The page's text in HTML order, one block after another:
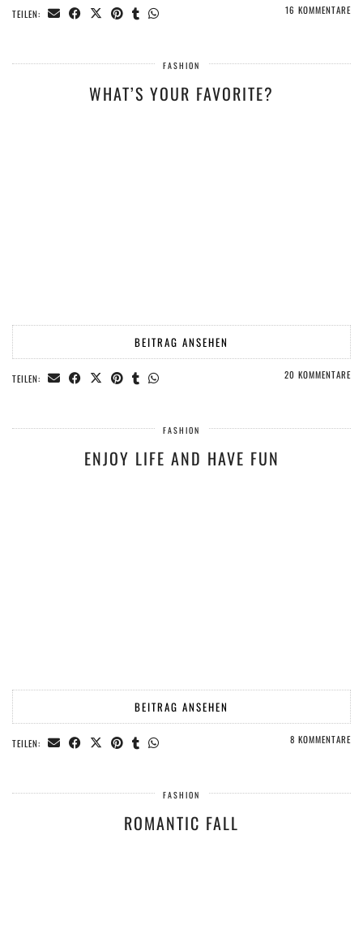
TEILEN: 16 KOMMENTARE
FASHION
WHAT’S YOUR FAVORITE?
BEITRAG ANSEHEN
TEILEN: 20 KOMMENTARE
FASHION
ENJOY LIFE AND HAVE FUN
BEITRAG ANSEHEN
TEILEN: 8 KOMMENTARE
FASHION
ROMANTIC FALL